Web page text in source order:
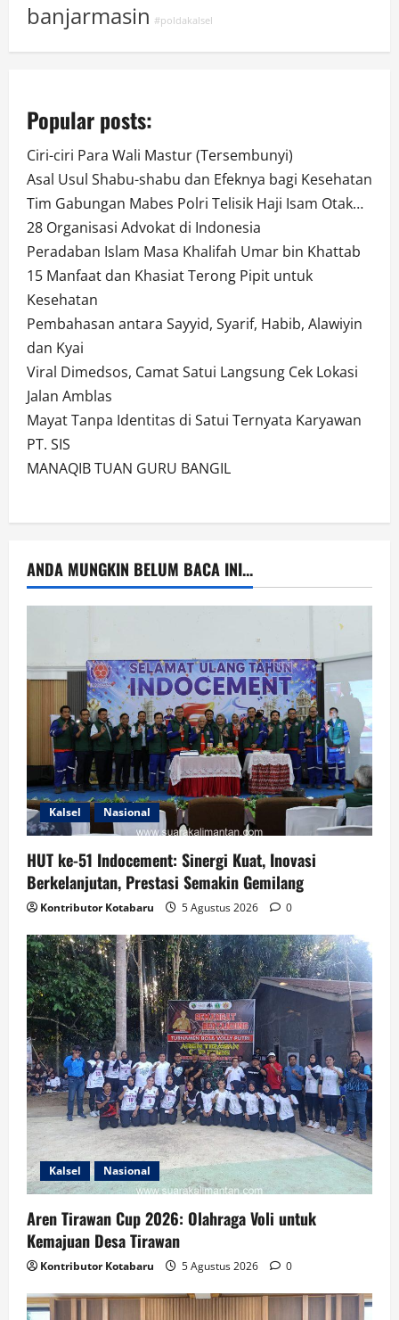
banjarmasin #poldakalsel
Popular posts:
Ciri-ciri Para Wali Mastur (Tersembunyi)
Asal Usul Shabu-shabu dan Efeknya bagi Kesehatan
Tim Gabungan Mabes Polri Telisik Haji Isam Otak…
28 Organisasi Advokat di Indonesia
Peradaban Islam Masa Khalifah Umar bin Khattab
15 Manfaat dan Khasiat Terong Pipit untuk
Kesehatan
Pembahasan antara Sayyid, Syarif, Habib, Alawiyin
dan Kyai
Viral Dimedsos, Camat Satui Langsung Cek Lokasi
Jalan Amblas
Mayat Tanpa Identitas di Satui Ternyata Karyawan
PT. SIS
MANAQIB TUAN GURU BANGIL
ANDA MUNGKIN BELUM BACA INI...
Kalsel Nasional
HUT ke-51 Indocement: Sinergi Kuat, Inovasi
Berkelanjutan, Prestasi Semakin Gemilang
Kontributor Kotabaru 5 Agustus 2026 0
Kalsel Nasional
Aren Tirawan Cup 2026: Olahraga Voli untuk
Kemajuan Desa Tirawan
Kontributor Kotabaru 5 Agustus 2026 0